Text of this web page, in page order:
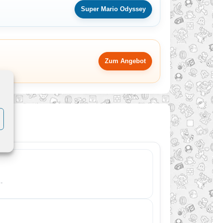
Super Mario Odyssey
Zum Angebot